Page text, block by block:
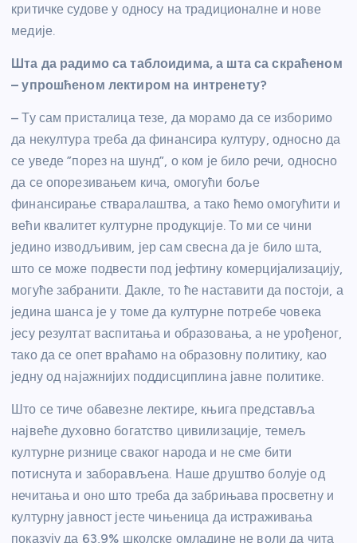
критичке судове у односу на традиционалне и нове
медије.
Шта да радимо са таблоидима, а шта са скраћеном
– упрошћеном лектиром на интренету?
– Ту сам присталица тезе, да морамо да се изборимо
да некултура треба да финансира културу, односно да
се уведе ”порез на шунд”, о ком је било речи, односно
да се опорезивањем кича, омогући боље
финансирање стваралаштва, а тако ћемо омогућити и
већи квалитет културне продукције. То ми се чини
једино изводљивим, јер сам свесна да је било шта,
што се може подвести под јефтину комерцијализацију,
могуће забранити. Дакле, то ће наставити да постоји, а
једина шанса је у томе да културне потребе човека
јесу резултат васпитања и образовања, а не урођеног,
тако да се опет враћамо на образовну политику, као
једну од најажнијих поддисциплина јавне политике.
Што се тиче обавезне лектире, књига представља
највеће духовно богатство цивилизације, темељ
културне ризнице сваког народа и не сме бити
потиснута и заборављена. Наше друштво болује од
нечитања и оно што треба да забрињава просветну и
културну јавност јесте чињеница да истраживања
показују да 63,9% школске омладине не воли да чита